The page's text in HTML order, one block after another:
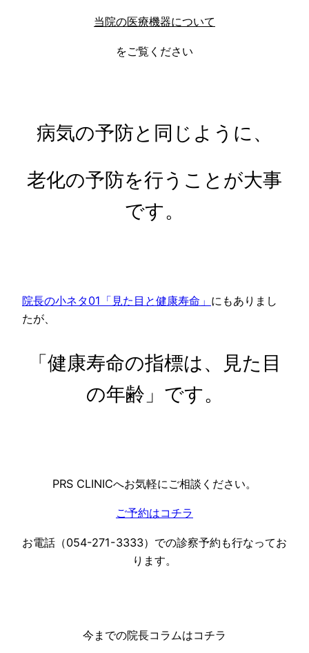
当院の医療機器について
をご覧ください
病気の予防と同じように、
老化の予防を行うことが大事
です。
院長の小ネタ01「見た目と健康寿命」 にもありまし
たが、
「健康寿命の指標は、見た目
の年齢」です。
PRS CLINICへお気軽にご相談ください。
ご予約はコチラ
お電話（054-271-3333）での診察予約も行なってお
ります。
今までの院長コラムはコチラ